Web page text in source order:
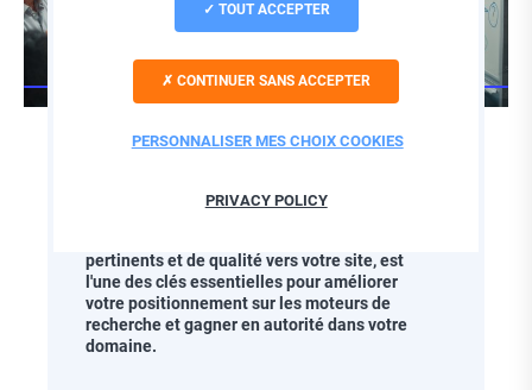
Stratégies de
netlinking : les
fondamentaux pour
une visibilité SEO
maximale !
pertinents et de qualité vers votre site, est
l'une des clés essentielles pour améliorer
votre positionnement sur les moteurs de
recherche et gagner en autorité dans votre
domaine.
TOUT ACCEPTER
CONTINUER SANS ACCEPTER
PERSONNALISER MES CHOIX COOKIES
PRIVACY POLICY